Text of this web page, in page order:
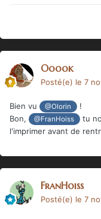
Ooook
Posté(e) le 7
Bien vu @Olorin
!
Bon,
@FranHoiss
tu
l'imprimer avant de
FranHoiss
Posté(e) le 7